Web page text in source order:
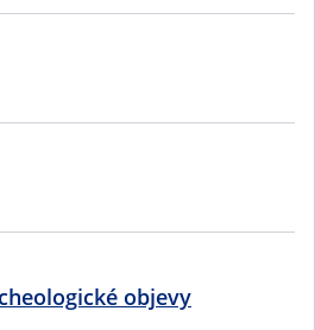
objevy